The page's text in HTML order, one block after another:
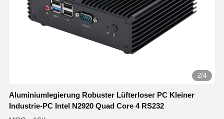
2/4
Aluminiumlegierung Robuster Lüfterloser PC Kleiner
Industrie-PC Intel N2920 Quad Core 4 RS232